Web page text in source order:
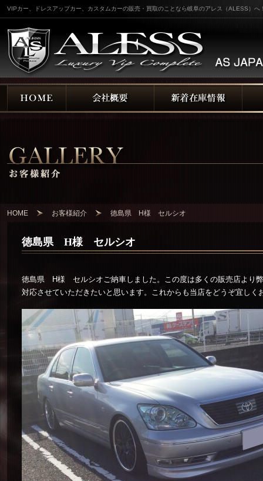
VIPカー、ドレスアップカー、カスタムカーの販売・買取のことなら岐阜のアレス（ALESS）へ
HOME お客様紹介 徳島県 H様 セルシオ
徳島県 H様 セルシオ
徳島県 H様 セルシオご納車しました。この度は多くの販売店より
対応させていただきたいと思います。これからも当店をどうぞ宜し